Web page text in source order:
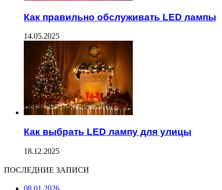
Как правильно обслуживать LED лампы
14.05.2025
Как выбрать LED лампу для улицы
18.12.2025
ПОСЛЕДНИЕ ЗАПИСИ
08.01.2026